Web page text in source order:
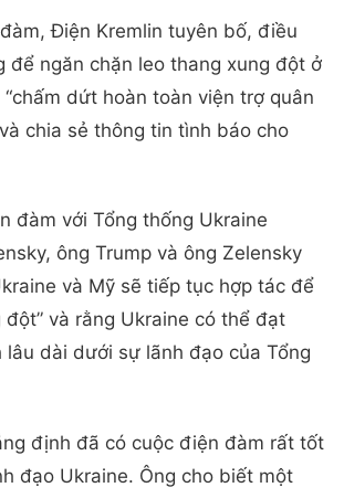
Điện Kremlin tuyên bố, điều
để ngăn chặn leo thang xung đột ở
dứt hoàn toàn viện trợ quân
chia sẻ thông tin tình báo cho
đàm với Tổng thống Ukraine
ông Trump và ông Zelensky
và Mỹ sẽ tiếp tục hợp tác để
và rằng Ukraine có thể đạt
lâu dài dưới sự lãnh đạo của Tổng
định đã có cuộc điện đàm rất tốt
đạo Ukraine. Ông cho biết một